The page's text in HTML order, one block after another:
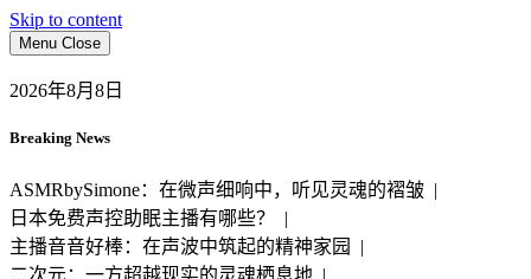
Skip to content
Menu Close
2026年8月8日
Breaking News
ASMRbySimone：在微声细响中，听见灵魂的褶皱 |
日本免费声控助眠主播有哪些？ |
主播音音好棒：在声波中筑起的精神家园 |